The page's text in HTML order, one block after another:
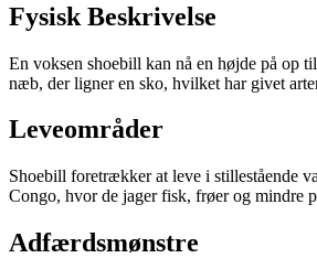
Fysisk Beskrivelse
En voksen shoebill kan nå en højde på op
næb, der ligner en sko, hvilket har givet
Leveområder
Shoebill foretrækker at leve i stillestående
Congo, hvor de jager fisk, frøer og mindre
Adfærdsmønstre